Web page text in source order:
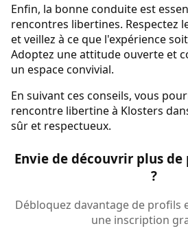
Enfin, la bonne conduite est
rencontres libertines. Respectez
et veillez à ce que l'expérience
Adoptez une attitude ouverte et
un espace convivial.
En suivant ces conseils, vous
rencontre libertine à Klosters
sûr et respectueux.
Envie de découvrir plus
?
Débloquez davantage de profils
une inscription